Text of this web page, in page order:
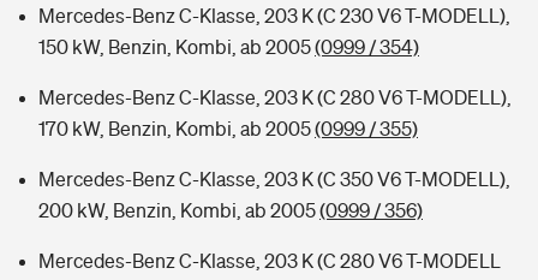
Mercedes-Benz C-Klasse, 203 K (C 230 V6 T-MODELL),
150 kW, Benzin, Kombi, ab 2005(0999 / 354)
Mercedes-Benz C-Klasse, 203 K (C 280 V6 T-MODELL),
170 kW, Benzin, Kombi, ab 2005(0999 / 355)
Mercedes-Benz C-Klasse, 203 K (C 350 V6 T-MODELL),
200 kW, Benzin, Kombi, ab 2005(0999 / 356)
Mercedes-Benz C-Klasse, 203 K (C 280 V6 T-MODELL